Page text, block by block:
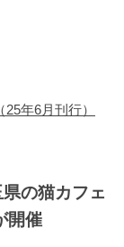
年6月刊行）
の猫カフェ
開催